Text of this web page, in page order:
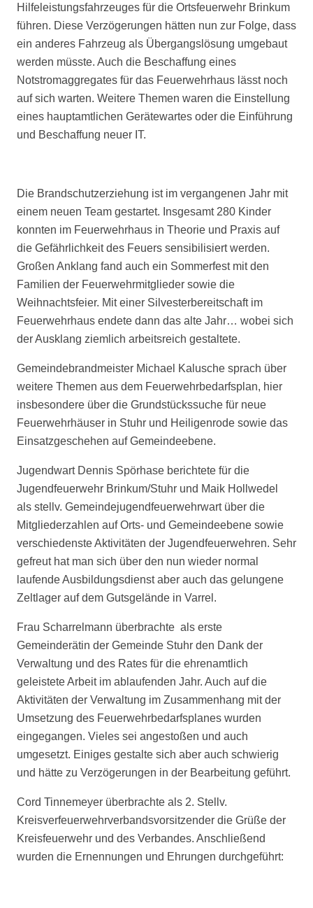
Hilfeleistungsfahrzeuges für die Ortsfeuerwehr Brinkum
führen. Diese Verzögerungen hätten nun zur Folge, dass
ein anderes Fahrzeug als Übergangslösung umgebaut
werden müsste. Auch die Beschaffung eines
Notstromaggregates für das Feuerwehrhaus lässt noch
auf sich warten. Weitere Themen waren die Einstellung
eines hauptamtlichen Gerätewartes oder die Einführung
und Beschaffung neuer IT.
Die Brandschutzerziehung ist im vergangenen Jahr mit
einem neuen Team gestartet. Insgesamt 280 Kinder
konnten im Feuerwehrhaus in Theorie und Praxis auf
die Gefährlichkeit des Feuers sensibilisiert werden.
Großen Anklang fand auch ein Sommerfest mit den
Familien der Feuerwehrmitglieder sowie die
Weihnachtsfeier. Mit einer Silvesterbereitschaft im
Feuerwehrhaus endete dann das alte Jahr… wobei sich
der Ausklang ziemlich arbeitsreich gestaltete.
Gemeindebrandmeister Michael Kalusche sprach über
weitere Themen aus dem Feuerwehrbedarfsplan, hier
insbesondere über die Grundstückssuche für neue
Feuerwehrhäuser in Stuhr und Heiligenrode sowie das
Einsatzgeschehen auf Gemeindeebene.
Jugendwart Dennis Spörhase berichtete für die
Jugendfeuerwehr Brinkum/Stuhr und Maik Hollwedel
als stellv. Gemeindejugendfeuerwehrwart über die
Mitgliederzahlen auf Orts- und Gemeindeebene sowie
verschiedenste Aktivitäten der Jugendfeuerwehren. Sehr
gefreut hat man sich über den nun wieder normal
laufende Ausbildungsdienst aber auch das gelungene
Zeltlager auf dem Gutsgelände in Varrel.
Frau Scharrelmann überbrachte als erste
Gemeinderätin der Gemeinde Stuhr den Dank der
Verwaltung und des Rates für die ehrenamtlich
geleistete Arbeit im ablaufenden Jahr. Auch auf die
Aktivitäten der Verwaltung im Zusammenhang mit der
Umsetzung des Feuerwehrbedarfsplanes wurden
eingegangen. Vieles sei angestoßen und auch
umgesetzt. Einiges gestalte sich aber auch schwierig
und hätte zu Verzögerungen in der Bearbeitung geführt.
Cord Tinnemeyer überbrachte als 2. Stellv.
Kreisverfeuerwehrverbandsvorsitzender die Grüße der
Kreisfeuerwehr und des Verbandes. Anschließend
wurden die Ernennungen und Ehrungen durchgeführt: